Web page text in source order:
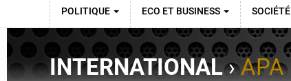
POLITIQUE ECO ET BUSINESS SOCIÉTÉ
INTERNATIONAL›APA